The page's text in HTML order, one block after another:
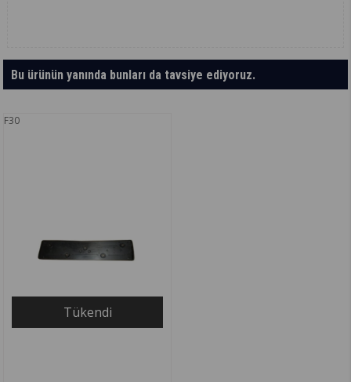
Bu ürünün yanında bunları da tavsiye ediyoruz.
F30
Tükendi